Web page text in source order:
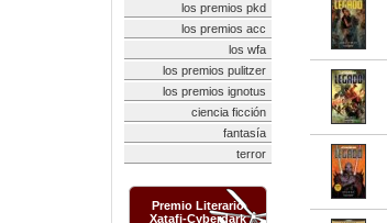
los premios pkd
los premios acc
los wfa
los premios pulitzer
los premios ignotus
ciencia ficción
fantasía
terror
Premio Literario
Xatafi-Cyberdark